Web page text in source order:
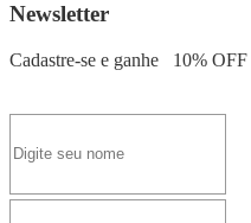
Newsletter
Cadastre-se e ganhe 10% OFF